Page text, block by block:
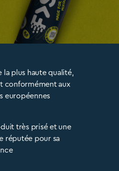
la plus haute qualité,
conformément aux
européennes
très prisé et une
réputée pour sa